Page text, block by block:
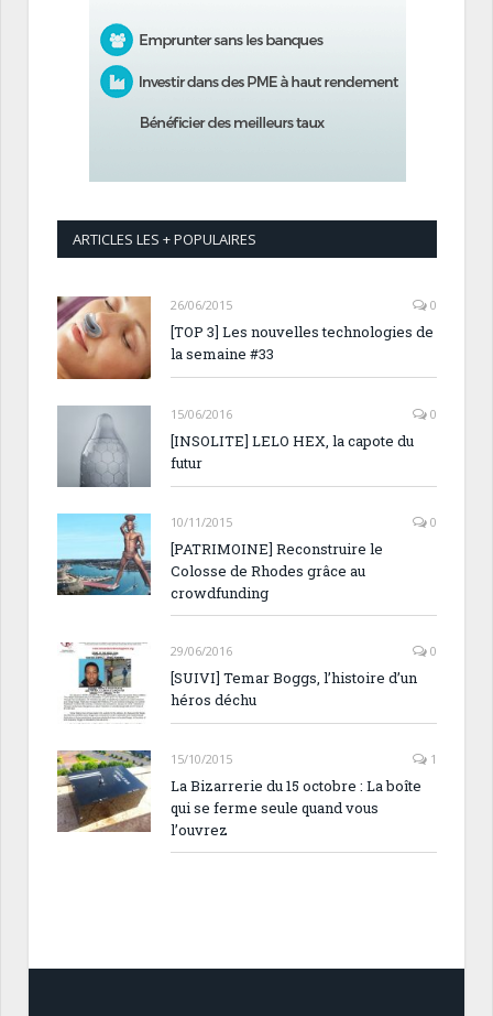
ARTICLES LES + POPULAIRES
26/06/2015 0
[TOP 3] Les nouvelles technologies de
la semaine #33
15/06/2016 0
[INSOLITE] LELO HEX, la capote du
futur
10/11/2015 0
[PATRIMOINE] Reconstruire le
Colosse de Rhodes grâce au
crowdfunding
29/06/2016 0
[SUIVI] Temar Boggs, l’histoire d’un
héros déchu
15/10/2015 1
La Bizarrerie du 15 octobre : La boîte
qui se ferme seule quand vous
l’ouvrez